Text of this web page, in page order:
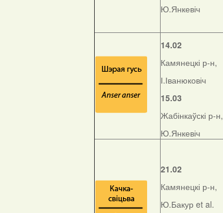
Ю.Янкевіч
14.02
Камянецкі р-н,
І.Іванюковіч
15.03
Жабінкаўскі р-н,
Ю.Янкевіч
21.02
Камянецкі р-н,
Ю.Бакур et al.